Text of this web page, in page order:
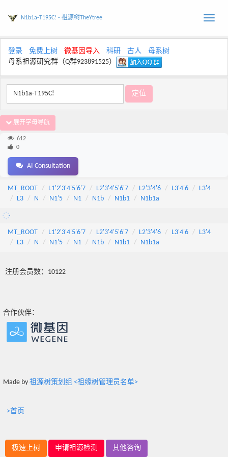
Toggle
N1b1a-T195C! - 祖源树TheYtree
登录 免费上树 微基因导入 科研 古人
母系树
母系祖源研究群（Q群923891525）
展开字母导航
612
0
AI Consultation
MT_ROOT L1'2'3'4'5'6'7 L2'3'4'5'6'7 L2'3'4'6 L3'4'6
L3'4
L3
N N1'5 N1 N1b N1b1 N1b1a
MT_ROOT L1'2'3'4'5'6'7 L2'3'4'5'6'7 L2'3'4'6 L3'4'6
L3'4
L3
N N1'5 N1 N1b N1b1 N1b1a
注册会员数：10122
合作伙伴：
Made by 祖源树策划组 <祖缘树管理员名单>
>首页
极速上树 申请祖源检测 其他咨询